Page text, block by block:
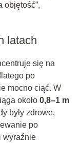
objętość”,
latach
się na
po
mocno ciąć. W
około 0,8–1 m
były zdrowe,
po
wyraźnie